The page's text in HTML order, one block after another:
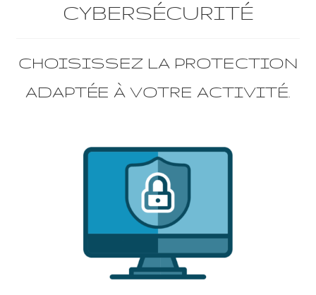
CYBERSÉCURITÉ
CHOISISSEZ LA PROTECTION
ADAPTÉE À VOTRE ACTIVITÉ.